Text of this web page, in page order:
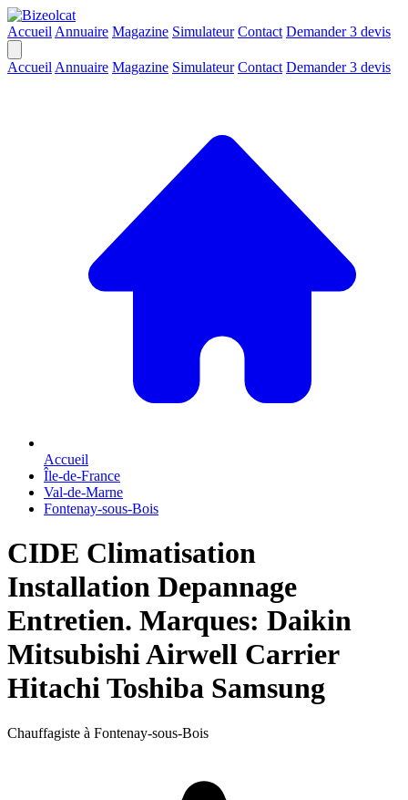
Accueil Annuaire Magazine Simulateur Contact Demander 3 devis
Accueil Annuaire Magazine Simulateur Contact Demander 3 devis
Accueil
Île-de-France
Val-de-Marne
Fontenay-sous-Bois
CIDE Climatisation
Installation Depannage
Entretien. Marques: Daikin
Mitsubishi Airwell Carrier
Hitachi Toshiba Samsung
Chauffagiste à Fontenay-sous-Bois